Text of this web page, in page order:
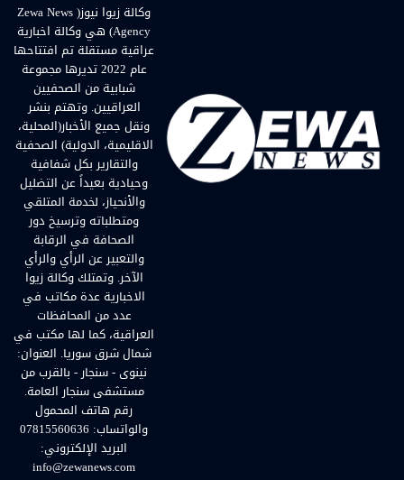
وكالة زيوا نيوز( Zewa News
Agency) هي وكالة اخبارية
عراقية مستقلة تم افتتاحها
عام 2022 تديرها مجموعة
شبابية من الصحفيين
العراقيين. وتهتم بنشر
ونقل جميع الأخبار(المحلية،
الاقليمية، الدولية) الصحفية
والتقارير بكل شفافية
وحيادية بعيداً عن التضليل
والأنحياز، لخدمة المتلقي
ومتطلباته وترسيخ دور
الصحافة في الرقابة
والتعبير عن الرأي والرأي
الآخر. وتمتلك وكالة زيوا
الاخبارية عدة مكاتب في
عدد من المحافظات
العراقية، كما لها مكتب في
شمال شرق سوريا. العنوان:
نينوى - سنجار - بالقرب من
مستشفى سنجار العامة.
رقم هاتف المحمول
والواتساب: 07815560636
البريد الإلكتروني:
info@zewanews.com